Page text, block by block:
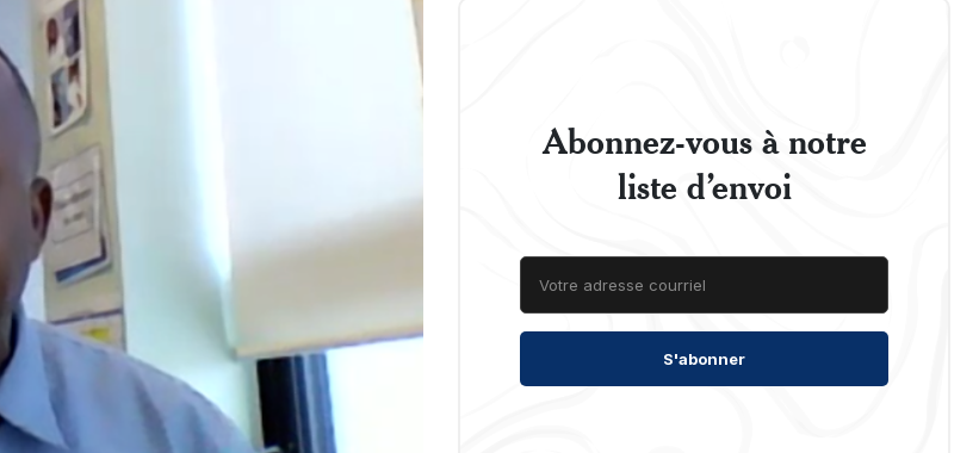
Abonnez-vous à notre
liste d’envoi